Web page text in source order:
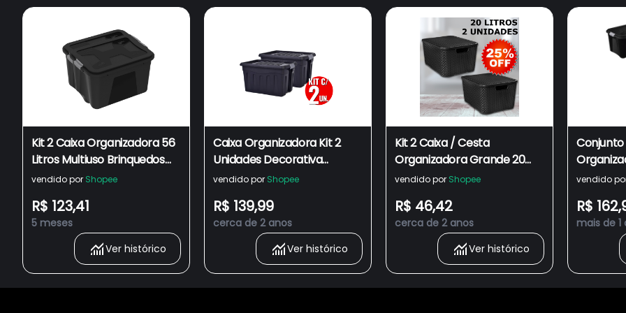
Kit 2 Caixa Organizadora 56
Litros Multiuso Brinquedos
Organização casa Com
vendido por Shopee
R$ 123,41
5 meses
Ver histórico
Caixa Organizadora Kit 2
Unidades Decorativa
Grande Preta Trava
Armazenamento Ração
lavanderia
vendido por Shopee
R$ 139,99
cerca de 2 anos
Ver histórico
Kit 2 Caixa / Cesta
Organizadora Grande 20
Litros Empilhavel Rattan
20L Para Guardar Coisas ,
Brinquedos
vendido por Shopee
R$ 46,42
cerca de 2 anos
Ver histórico
Conjunto
vendido
R$
mais de 1